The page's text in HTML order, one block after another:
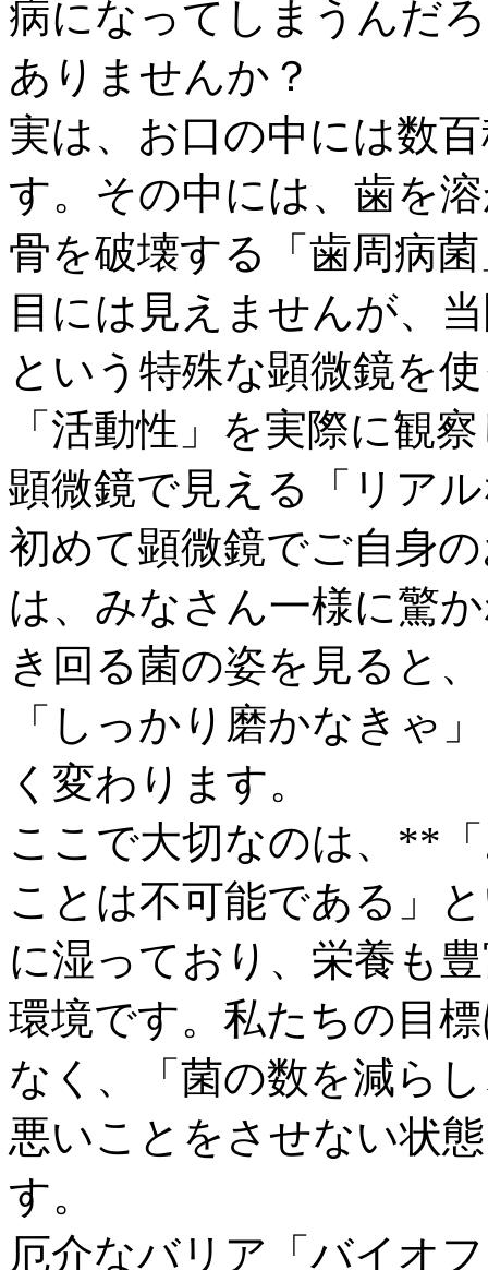
病になってしまうんだ
ありませんか？
実は、お口の中には数
す。その中には、歯を
骨を破壊する「歯周病
目には見えませんが、
という特殊な顕微鏡を
「活動性」を実際に観
顕微鏡で見える「リア
初めて顕微鏡でご自身
は、みなさん一様に驚
き回る菌の姿を見ると
「しっかり磨かなきゃ
く変わります。
ここで大切なのは、**
ことは不可能である」
に湿っており、栄養も
環境です。私たちの目
なく、「菌の数を減ら
悪いことをさせない状
す。
厄介なバリア「バイオ